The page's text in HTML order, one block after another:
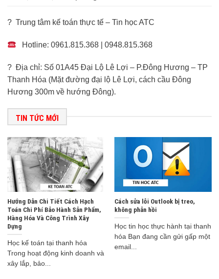
? Trung tâm kế toán thực tế – Tin học ATC
Hotline: 0961.815.368 | 0948.815.368
? Địa chỉ: Số 01A45 Đại Lộ Lê Lợi – P.Đông Hương – TP
Thanh Hóa (Mặt đường đại lộ Lê Lợi, cách cầu Đông
Hương 300m về hướng Đông).
TIN TỨC MỚI
Hướng Dẫn Chi Tiết Cách Hạch
Toán Chi Phí Bảo Hành Sản Phẩm,
Hàng Hóa Và Công Trình Xây
Dựng
Học kế toán tại thanh hóa
Trong hoạt động kinh doanh và
xây lắp, bảo...
Cách sửa lỗi Outlook bị treo,
không phản hồi
Học tin học thực hành tại thanh
hóa Bạn đang cần gửi gấp một
email...